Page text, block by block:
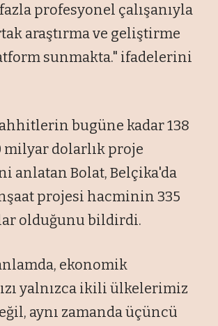
profesyonel çalışanıyla
araştırma ve geliştirme
sunmakta." ifadelerini
bugüne kadar 138
milyar dolarlık proje
anlatan Bolat, Belçika'da
projesi hacminin 335
olduğunu bildirdi.
ekonomik
yalnızca ikili ülkelerimiz
aynı zamanda üçüncü